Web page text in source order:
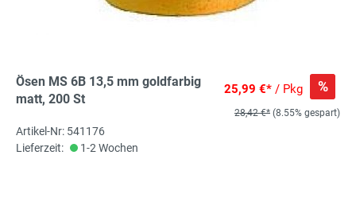
Ösen MS 6B 13,5 mm goldfarbig
matt, 200 St
25,99 €* / Pkg %
28,42 €* (8.55% gespart)
Artikel-Nr: 541176
Lieferzeit:
1-2 Wochen